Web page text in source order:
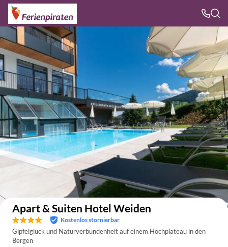
Auf der Karte anzeigen
Apart & Suiten Hotel Weiden
Kostenlos stornierbar
Gipfelglück und Naturverbundenheit auf einem Hochplateau in den
Bergen